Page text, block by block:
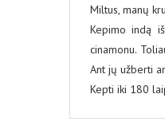
Miltus, manų
Kepimo indą
cinamonu.
Ant jų užberti
Kepti iki 180